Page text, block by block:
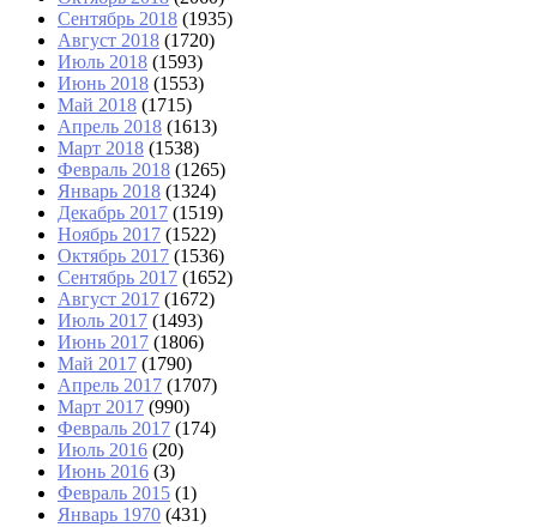
Сентябрь 2018 (1935)
Август 2018 (1720)
Июль 2018 (1593)
Июнь 2018 (1553)
Май 2018 (1715)
Апрель 2018 (1613)
Март 2018 (1538)
Февраль 2018 (1265)
Январь 2018 (1324)
Декабрь 2017 (1519)
Ноябрь 2017 (1522)
Октябрь 2017 (1536)
Сентябрь 2017 (1652)
Август 2017 (1672)
Июль 2017 (1493)
Июнь 2017 (1806)
Май 2017 (1790)
Апрель 2017 (1707)
Март 2017 (990)
Февраль 2017 (174)
Июль 2016 (20)
Июнь 2016 (3)
Февраль 2015 (1)
Январь 1970 (431)